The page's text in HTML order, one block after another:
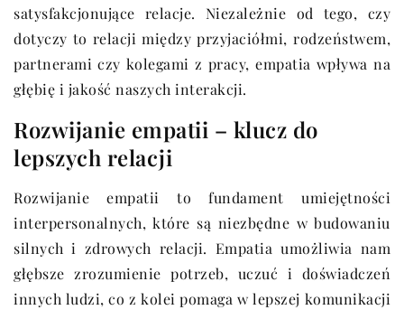
satysfakcjonujące relacje. Niezależnie od tego, czy
dotyczy to relacji między przyjaciółmi, rodzeństwem,
partnerami czy kolegami z pracy, empatia wpływa na
głębię i jakość naszych interakcji.
Rozwijanie empatii – klucz do
lepszych relacji
Rozwijanie empatii to fundament umiejętności
interpersonalnych, które są niezbędne w budowaniu
silnych i zdrowych relacji. Empatia umożliwia nam
głębsze zrozumienie potrzeb, uczuć i doświadczeń
innych ludzi, co z kolei pomaga w lepszej komunikacji